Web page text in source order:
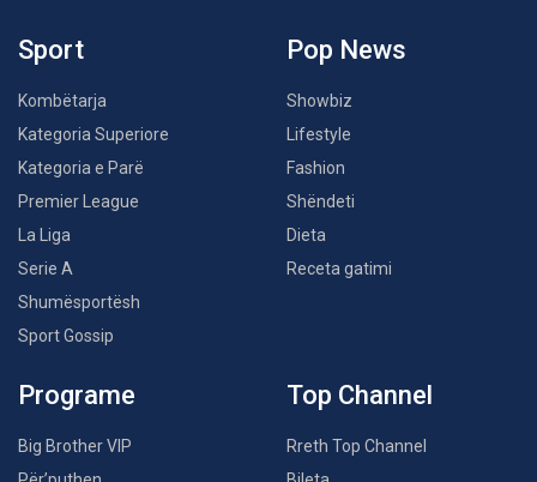
Sport
Kombëtarja
Kategoria Superiore
Kategoria e Parë
Premier League
La Liga
Serie A
Shumësportësh
Sport Gossip
Pop News
Showbiz
Lifestyle
Fashion
Shëndeti
Dieta
Receta gatimi
Programe
Big Brother VIP
Top Channel
Rreth Top Channel